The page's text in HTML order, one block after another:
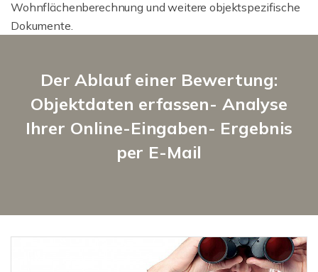
Wohnflächenberechnung und weitere objektspezifische
Dokumente.
Der Ablauf einer Bewertung:
Objektdaten erfassen- Analyse
Ihrer Online-Eingaben- Ergebnis
per E-Mail